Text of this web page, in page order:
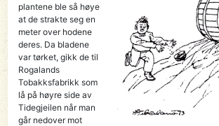
plantene ble så høye
at de strakte seg en
meter over hodene
deres. Da bladene
var tørket, gikk de til
Rogalands
Tobakksfabrikk som
lå på høyre side av
Tidegjeilen når man
går nedover mot